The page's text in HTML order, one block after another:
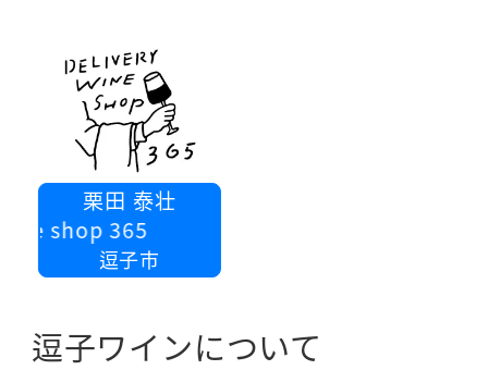
栗田 泰壮
shop 365
逗子市
逗子ワインについて